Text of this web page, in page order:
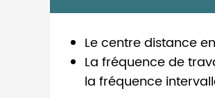
Le centre distance
La fréquence de
la fréquence